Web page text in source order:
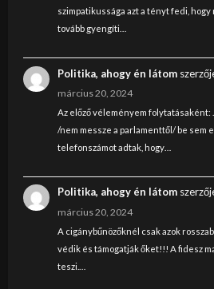
szimpatikussága azt a tényt fedi,
tovább gyengíti…
Politika, ahogy én látom
március 20, 2024
Az előző véleményem folytatásaként:
/nem messze a parlamenttől/ be sem
telefonszámot adtak, hogy…
Politika, ahogy én látom
március 20, 2024
A cigánybűnözőknél csak azok
védik és támogatják őket!!! A fidesz
teszi.…